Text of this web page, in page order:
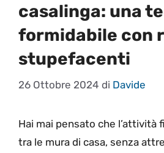
casalinga: una
formidabile con
stupefacenti
26 Ottobre 2024 di Davide
Hai mai pensato che l’attività
tra le mura di casa, senza